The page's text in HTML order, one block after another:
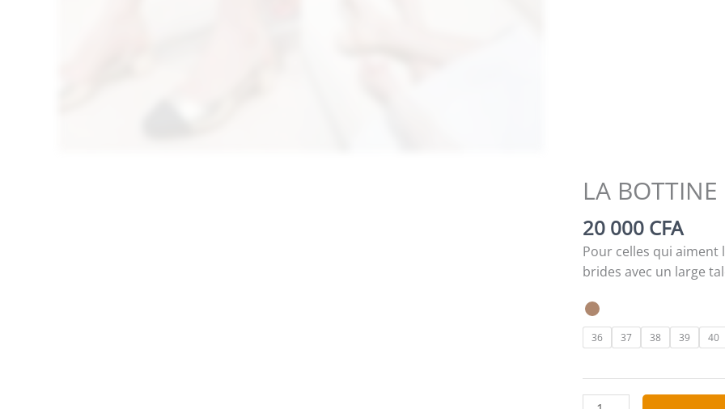
LA
20 000 CFA
Pour celles qui aiment
brides avec un large
36 37 38 39 40
quantité